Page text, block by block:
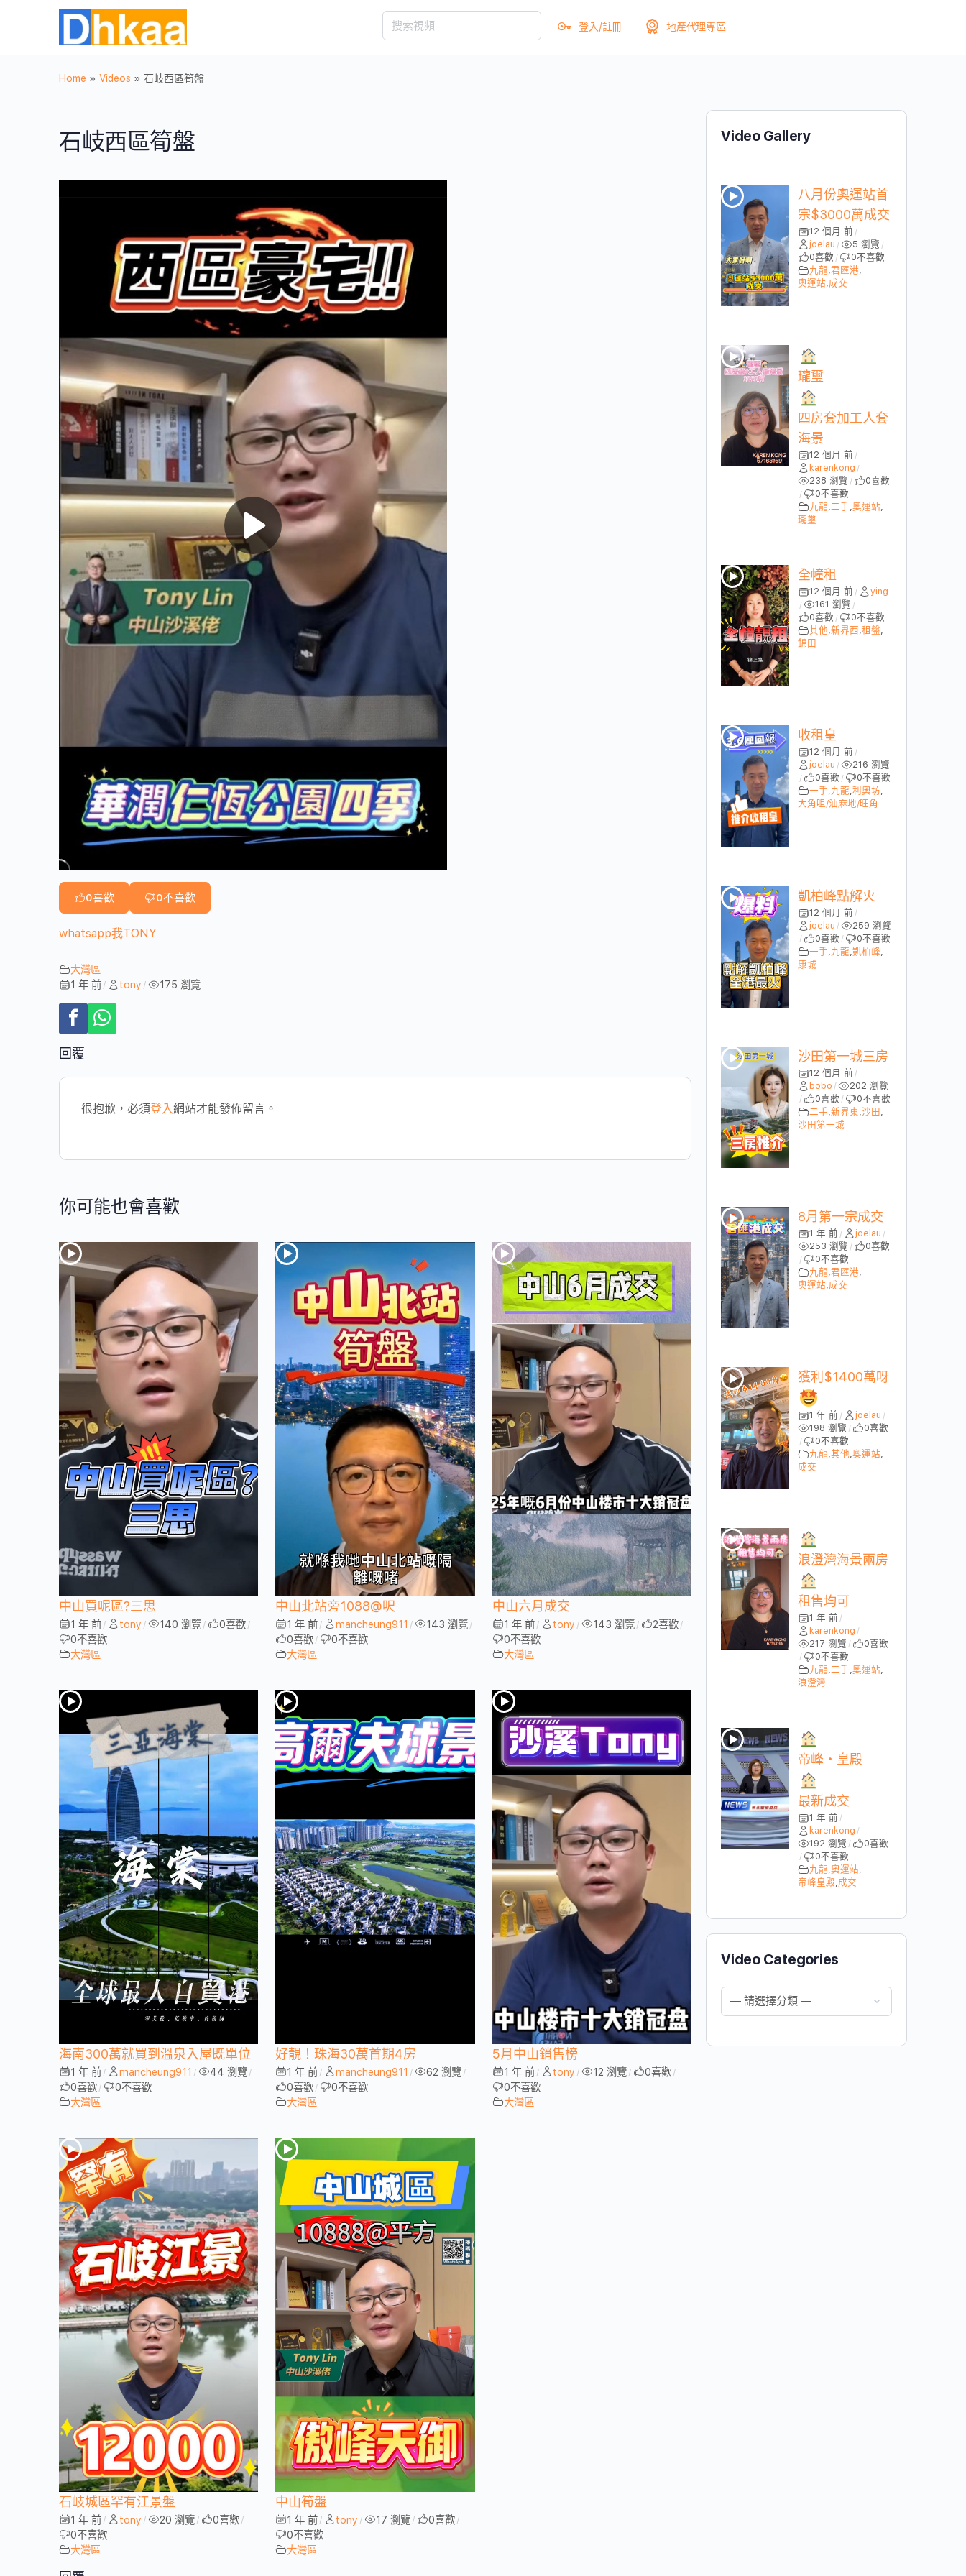
登入/註冊 地產代理專區
Home » Videos » 石岐西區筍盤
石岐西區筍盤
0喜歡 0不喜歡
whatsapp我TONY
大灣區
1 年 前 / tony / 175 瀏覽
回覆
很抱歉，必須登入網站才能發佈留言。
你可能也會喜歡
中山買呢區?三思
1 年 前 / tony / 140 瀏覽 / 0喜歡 /
0不喜歡
大灣區
中山北站旁1088@呎
1 年 前 / mancheung911 / 143 瀏覽 /
0喜歡 / 0不喜歡
大灣區
中山六月成交
1 年 前 / tony / 143 瀏覽 / 2喜歡 /
0不喜歡
大灣區
海南300萬就買到溫泉入屋既單位
1 年 前 / mancheung911 / 44 瀏覽 /
0喜歡 / 0不喜歡
大灣區
好靚！珠海30萬首期4房
1 年 前 / mancheung911 / 62 瀏覽 /
0喜歡 / 0不喜歡
大灣區
5月中山銷售榜
1 年 前 / tony / 12 瀏覽 / 0喜歡 /
0不喜歡
大灣區
石岐城區罕有江景盤
1 年 前 / tony / 20 瀏覽 / 0喜歡 /
0不喜歡
大灣區
中山筍盤
1 年 前 / tony / 17 瀏覽 / 0喜歡 /
0不喜歡
大灣區
Video Gallery
八月份奧運站首
宗$3000萬成交
12 個月 前 /
joelau / 5 瀏覽 /
0喜歡 / 0不喜歡
九龍,君匯港,
奧運站,成交
瓏璽
四房套加工人套
海景
12 個月 前 /
karenkong /
238 瀏覽 / 0喜歡
/ 0不喜歡
九龍,二手,奧運站,
瓏璽
全幢租
12 個月 前 / ying
/ 161 瀏覽 /
0喜歡 / 0不喜歡
其他,新界西,租盤,
錦田
收租皇
12 個月 前 /
joelau / 216 瀏覽
/ 0喜歡 / 0不喜歡
一手,九龍,利奧坊,
大角咀/油麻地/旺角
凱柏峰點解火
12 個月 前 /
joelau / 259 瀏覽
/ 0喜歡 / 0不喜歡
一手 九龍 ,凱柏峰
康城
沙田第一城三房
12 個月 前 /
bobo / 202 瀏覽
/ 0喜歡 / 0不喜歡
二手 ,新界東 ,沙田
沙田第一城
8月第一宗成交
1 年 前 / joelau /
253 瀏覽 / 0喜歡
/ 0不喜歡
九龍,君匯港,
奧運站,成交
獲利$1400萬呀
1 年 前 / joelau /
198 瀏覽 / 0喜歡
/ 0不喜歡
九龍,其他,奧運站,
成交
浪澄灣海景兩房
租售均可
1 年 前 /
karenkong /
217 瀏覽 / 0喜歡
/ 0不喜歡
九龍 二手 ,奧運站
浪澄灣
帝峰・皇殿
最新成交
1 年 前 /
karenkong /
192 瀏覽 / 0喜歡
/ 0不喜歡
九龍 ,奧運站
帝峰皇殿 成交
Video Categories